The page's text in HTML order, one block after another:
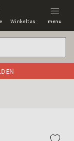
Winkeltas menu